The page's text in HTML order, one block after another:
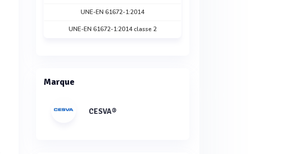
UNE-EN 61672-1:2014
UNE-EN 61672-1:2014 classe 2
Marque
CESVA®